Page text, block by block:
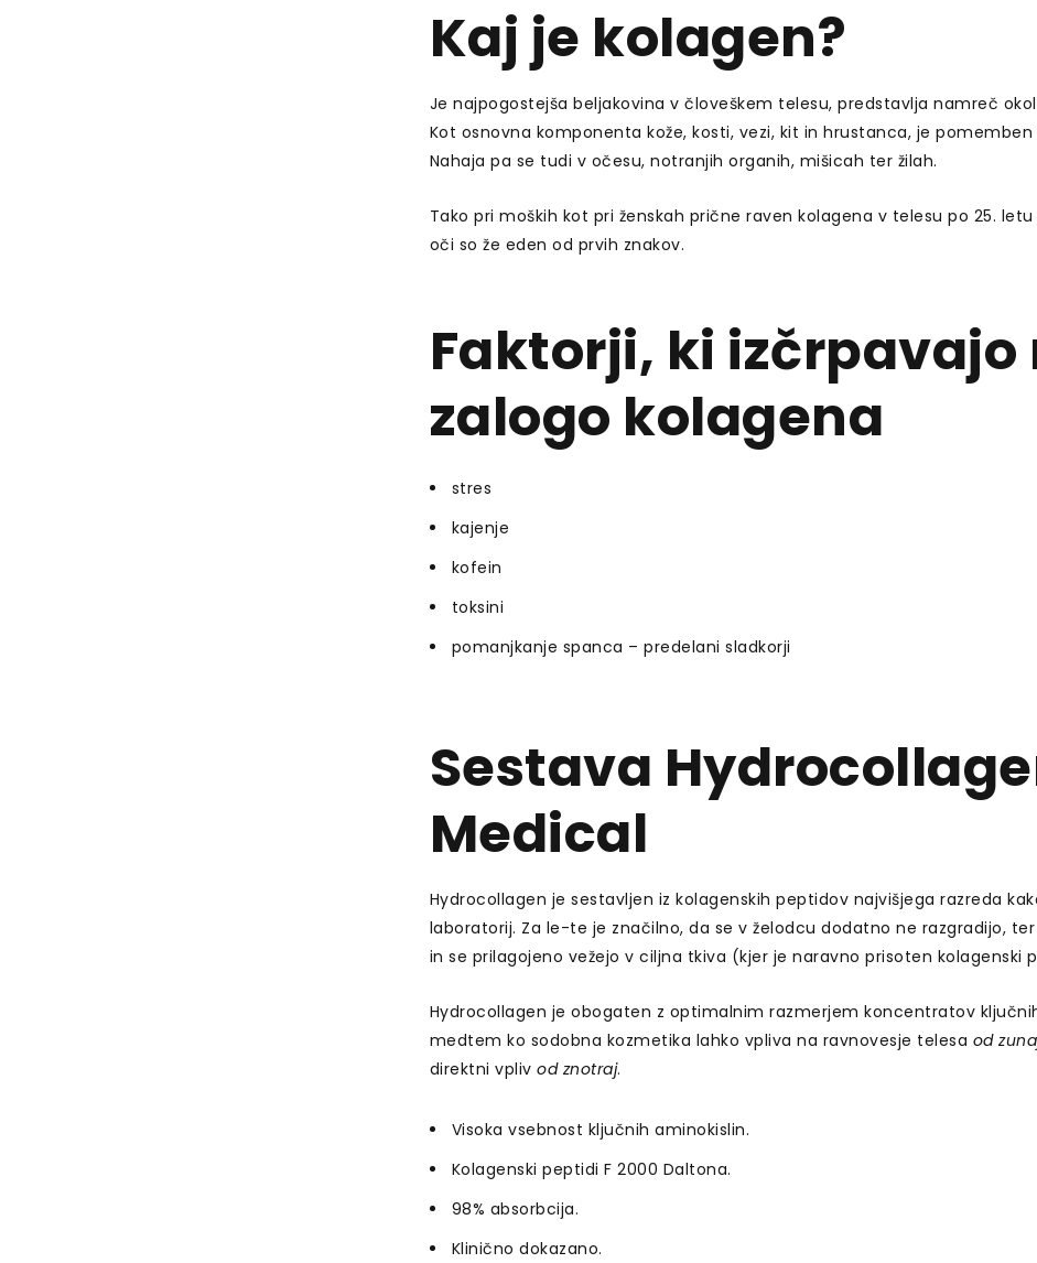
Kaj je kolagen?
Je najpogostejša beljakovina v človeškem telesu, predstavlja namreč
Kot osnovna komponenta kože, kosti, vezi, kit in hrustanca, je
Nahaja pa se tudi v očesu, notranjih organih, mišicah ter žilah.
Tako pri moških kot pri ženskah prične raven kolagena v telesu po 25.
oči so že eden od prvih znakov.
Faktorji, ki
zalogo kolagena
stres
kajenje
kofein
toksini
pomanjkanje spanca – predelani sladkorji
Sestava
Medical
Hydrocollagen je sestavljen iz kolagenskih peptidov najvišjega razreda
laboratorij. Za le-te je značilno, da se v želodcu dodatno ne razgradijo,
in se prilagojeno vežejo v ciljna tkiva (kjer je naravno prisoten kolagenski
Hydrocollagen je obogaten z optimalnim razmerjem koncentratov
medtem ko sodobna kozmetika lahko vpliva na ravnovesje telesa od
direktni vpliv od znotraj.
Visoka vsebnost ključnih aminokislin.
Kolagenski peptidi F 2000 Daltona.
98% absorbcija.
Klinično dokazano.